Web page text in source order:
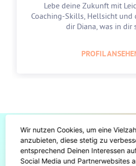
Lebe deine Zukunft mit
Coaching-Skills, Hellsicht und
dir Diana, was in dir
PROFIL
Diese Artikel könnten dir
Wir nutzen Cookies, um eine
anzubieten, diese stetig zu
entsprechend Deinen Interessen
Social Media und Partnerwebsites